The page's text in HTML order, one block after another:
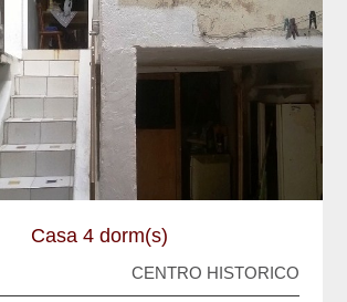
Casa 4 dorm(s)
CENTRO HISTORICO